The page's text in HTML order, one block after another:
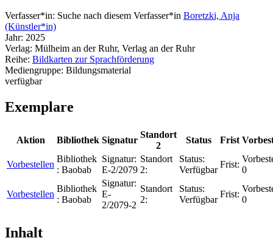
Verfasser*in: Suche nach diesem Verfasser*in Boretzki, Anja
(Künstler*in)
Jahr: 2025
Verlag: Mülheim an der Ruhr, Verlag an der Ruhr
Reihe: Bildkarten zur Sprachförderung
Mediengruppe: Bildungsmaterial
verfügbar
Exemplare
Aktion Bibliothek Signatur
Standort
2
Status Frist
Vorbestellen
Bibliothek
: Baobab
Signatur:
E-2/2079
Standort
2:
Status:
Verfügbar
Frist:
0
Vorbestellen
Bibliothek
: Baobab
Signatur:
E-
2/2079-2
Standort
2:
Status:
Verfügbar
Frist:
0
Inhalt